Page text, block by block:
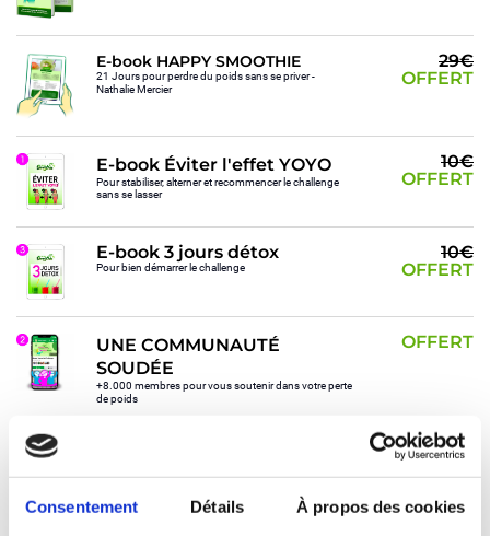
Consentement Détails À propos des cookies
E-book HAPPY SMOOTHIE
21 Jours pour perdre du poids sans se priver -
Nathalie Mercier
29€
OFFERT
E-book Éviter l'effet YOYO
Pour stabiliser, alterner et recommencer le challenge
sans se lasser
10€
OFFERT
E-book 3 jours détox
Pour bien démarrer le challenge
10€
OFFERT
UNE COMMUNAUTÉ
SOUDÉE
+8.000 membres pour vous soutenir dans votre perte
de poids
OFFERT
Sous-total
Frais de livraison
88,90€39,90€
7,40€OFFERTS
96,3€